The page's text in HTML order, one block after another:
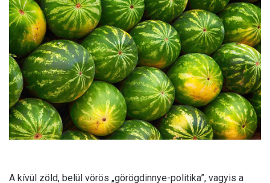
e
m
a
i
l
A kívül zöld, belül vörös „görögdinnye-politika”, vagyis a